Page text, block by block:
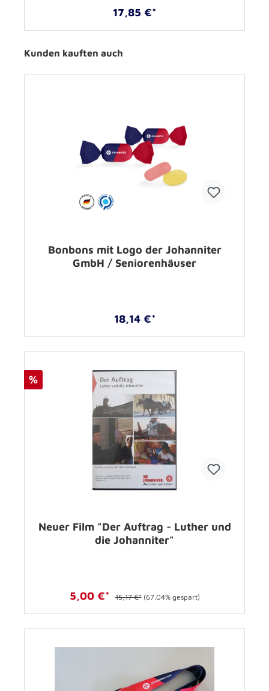
17,85 €*
Kunden kauften auch
Bonbons mit Logo der Johanniter
GmbH / Seniorenhäuser
18,14 €*
%
Neuer Film "Der Auftrag - Luther und
die Johanniter"
5,00 €* 15,17 €* (67.04% gespart)